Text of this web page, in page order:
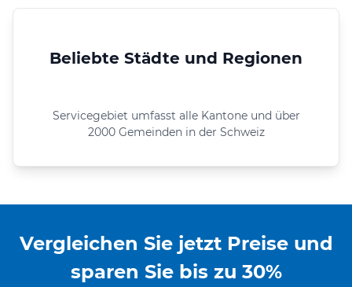
Beliebte Städte und Regionen
Servicegebiet umfasst alle Kantone und über
2000 Gemeinden in der Schweiz
Vergleichen Sie jetzt Preise und
sparen Sie bis zu 30%